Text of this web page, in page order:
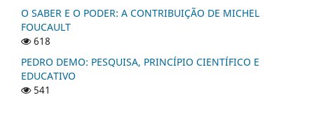
O SABER E O PODER: A CONTRIBUIÇÃO DE MICHEL
FOUCAULT
618
PEDRO DEMO: PESQUISA, PRINCÍPIO CIENTÍFICO E
EDUCATIVO
541